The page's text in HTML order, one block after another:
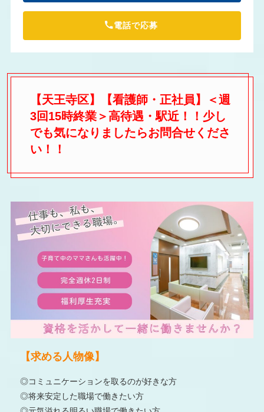
電話で応募
【天王寺区】【看護師・正社員】＜週
3回15時終業＞高待遇・駅近！！少し
でも気になりましたらお問合せくださ
い！！
【求める人物像】
◎コミュニケーションを取るのが好きな方
◎将来安定した職場で働きたい方